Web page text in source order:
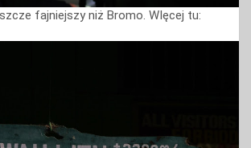
fajniejszy niż Bromo. WIęcej tu: